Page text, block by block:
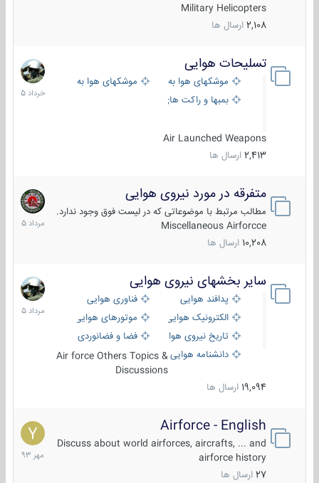
Military Helicopters
2,108 ارسال ها
تسلیحات هوایی
موشکهای هوا به هوا
موشکهای هوا به سطح
بمبها و راکت های هوایی
Air Launched Weapons
2,413 ارسال ها
30
خرداد
1405
متفرقه در مورد نیروی هوایی
مطالب مرتبط با موضوعاتی که در لیست فوق وجود ندارد.
Miscellaneous Airforcce
10,208 ارسال ها
7
مرداد
1405
سایر بخشهای نیروی هوایی
پدافند هوایی
فناوری هوایی
الکترونیک هوایی
موتورهای هوایی
تاریخ نیروی هوایی
فضا و فضانوردی
دانشنامه هواییAir force Others Topics &
Discussions
19,094 ارسال ها
2
مرداد
1405
Airforce - English
Discuss about world airforces, aircrafts, ... and
airforce history
27 ارسال ها
15
مهر
1393